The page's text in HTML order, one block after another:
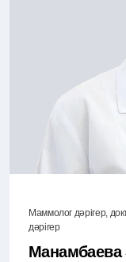
Маммолог дәрігер,
дәрігер
Манамбаева